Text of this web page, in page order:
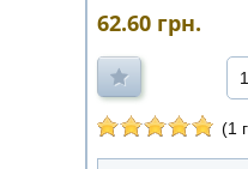
62.60 грн.
1
(1